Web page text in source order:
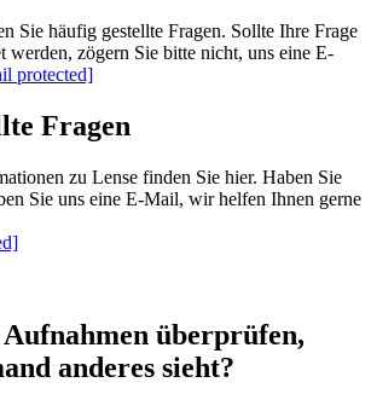
Sie häufig gestellte Fragen. Sollte Ihre Frage
werden, zögern Sie bitte nicht, uns eine E-
protected]
Fragen
zu Lense finden Sie hier. Haben Sie
Sie uns eine E-Mail, wir helfen Ihnen gerne
überprüfen,
anderes sieht?